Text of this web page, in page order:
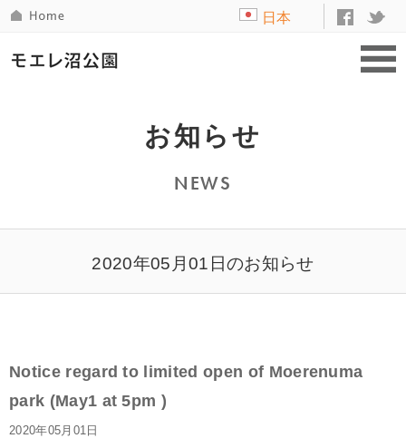
日本
お知らせ
NEWS
2020年05月01日のお知らせ
Notice regard to limited open of Moerenuma
park (May1 at 5pm )
2020年05月01日